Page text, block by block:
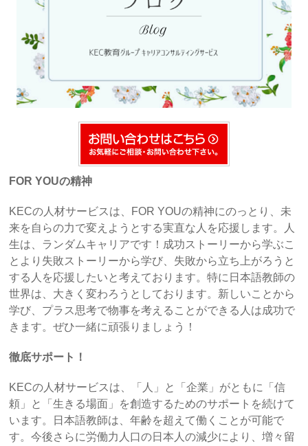
FOR YOUの精神
KECの人材サービスは、FOR YOUの精神にのっとり、未
来を自らの力で変えようとする実直な人を応援します。人
生は、ランダムキャリアです！成功ストーリーから学ぶこ
とより失敗ストーリーから学び、失敗から立ち上がろうと
する人を応援したいと考えております。特に日本語教師の
世界は、大きく変わろうとしております。新しいことから
学び、プラス思考で物事を考えることができる人は成功で
きます。ぜひ一緒に頑張りましょう！
徹底サポート！
KECの人材サービスは、「人」と「企業」がともに「信
頼」と「生きる場面」を創造するためのサポートを続けて
います。日本語教師は、年齢を超えて働くことが可能で
す。今後さらに労働力人口の日本人の減少により、増々留